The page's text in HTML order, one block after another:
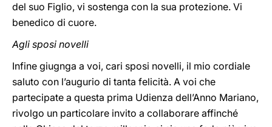
del suo Figlio, vi sostenga con la sua protezione. Vi
benedico di cuore.
Agli sposi novelli
Infine giugnga a voi, cari sposi novelli, il mio cordiale
saluto con l’augurio di tanta felicità. A voi che
partecipate a questa prima Udienza dell’Anno Mariano,
rivolgo un particolare invito a collaborare affinché